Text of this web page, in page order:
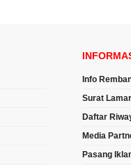
Info
Surat
Daftar
Media
Pasang